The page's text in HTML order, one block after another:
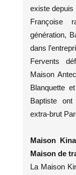
existe depuis
Françoise
génération,
dans
Fervents
Maison
Blanquette
Baptiste
extra-brut
Maison
Maison de
La Maison